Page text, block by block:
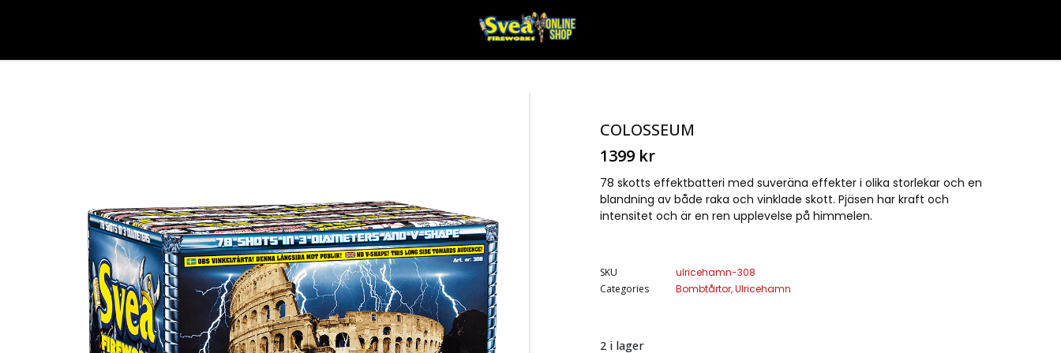
COLOSSEUM
1399 kr
78 skotts effektbatteri med suveräna effekter i olika storlekar och en
blandning av både raka och vinklade skott. Pjäsen har kraft och
intensitet och är en ren upplevelse på himmelen.
SKU
ulricehamn-308
Categories
Bombtårtor,Ulricehamn
2 i lager